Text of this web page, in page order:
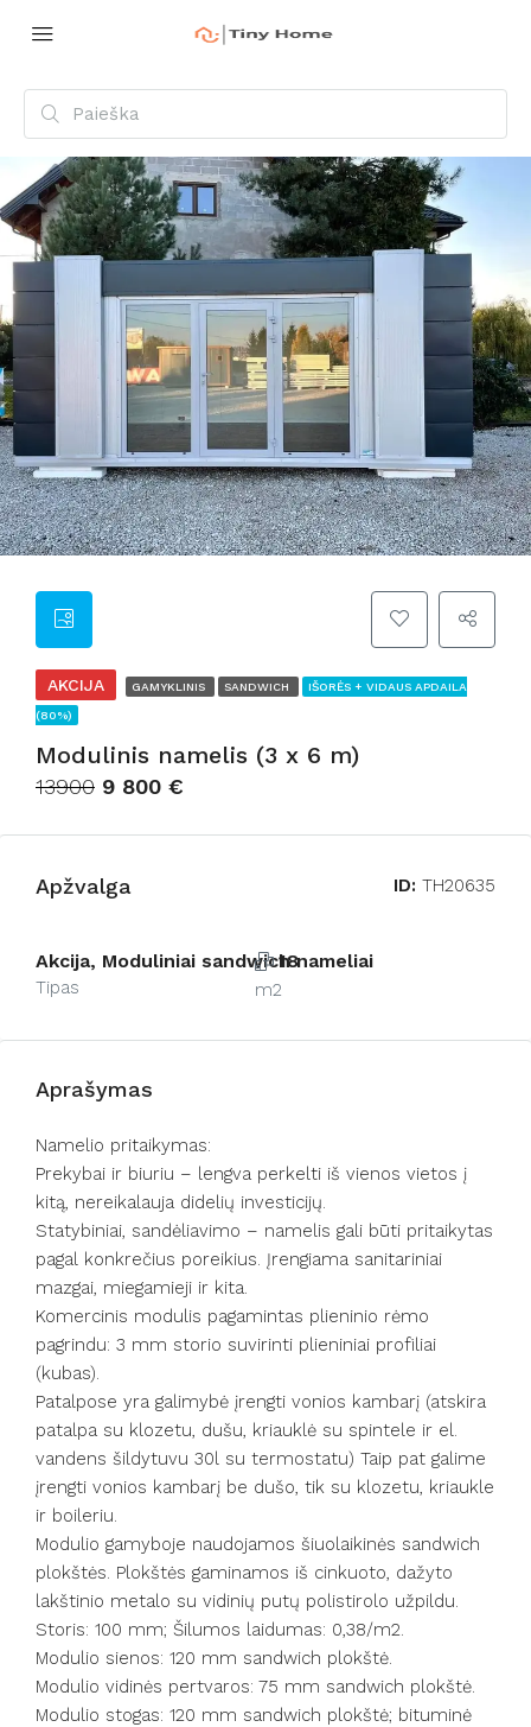
AKCIJA GAMYKLINIS SANDWICH IŠORĖS + VIDAUS APDAILA
(80%)
Modulinis namelis (3 x 6 m)
13900 9 800 €
Apžvalga ID: TH20635
Akcija, Moduliniai sandwich nameliai
Tipas
18
m2
Aprašymas
Namelio pritaikymas:
Prekybai ir biuriu – lengva perkelti iš vienos vietos į
kitą, nereikalauja didelių investicijų.
Statybiniai, sandėliavimo – namelis gali būti pritaikytas
pagal konkrečius poreikius. Įrengiama sanitariniai
mazgai, miegamieji ir kita.
Komercinis modulis pagamintas plieninio rėmo
pagrindu: 3 mm storio suvirinti plieniniai profiliai
(kubas).
Patalpose yra galimybė įrengti vonios kambarį (atskira
patalpa su klozetu, dušu, kriauklė su spintele ir el.
vandens šildytuvu 30l su termostatu) Taip pat galime
įrengti vonios kambarį be dušo, tik su klozetu, kriaukle
ir boileriu.
Modulio gamyboje naudojamos šiuolaikinės sandwich
plokštės. Plokštės gaminamos iš cinkuoto, dažyto
lakštinio metalo su vidinių putų polistirolo užpildu.
Storis: 100 mm; Šilumos laidumas: 0,38/m2.
Modulio sienos: 120 mm sandwich plokštė.
Modulio vidinės pertvaros: 75 mm sandwich plokštė.
Modulio stogas: 120 mm sandwich plokštė; bituminė